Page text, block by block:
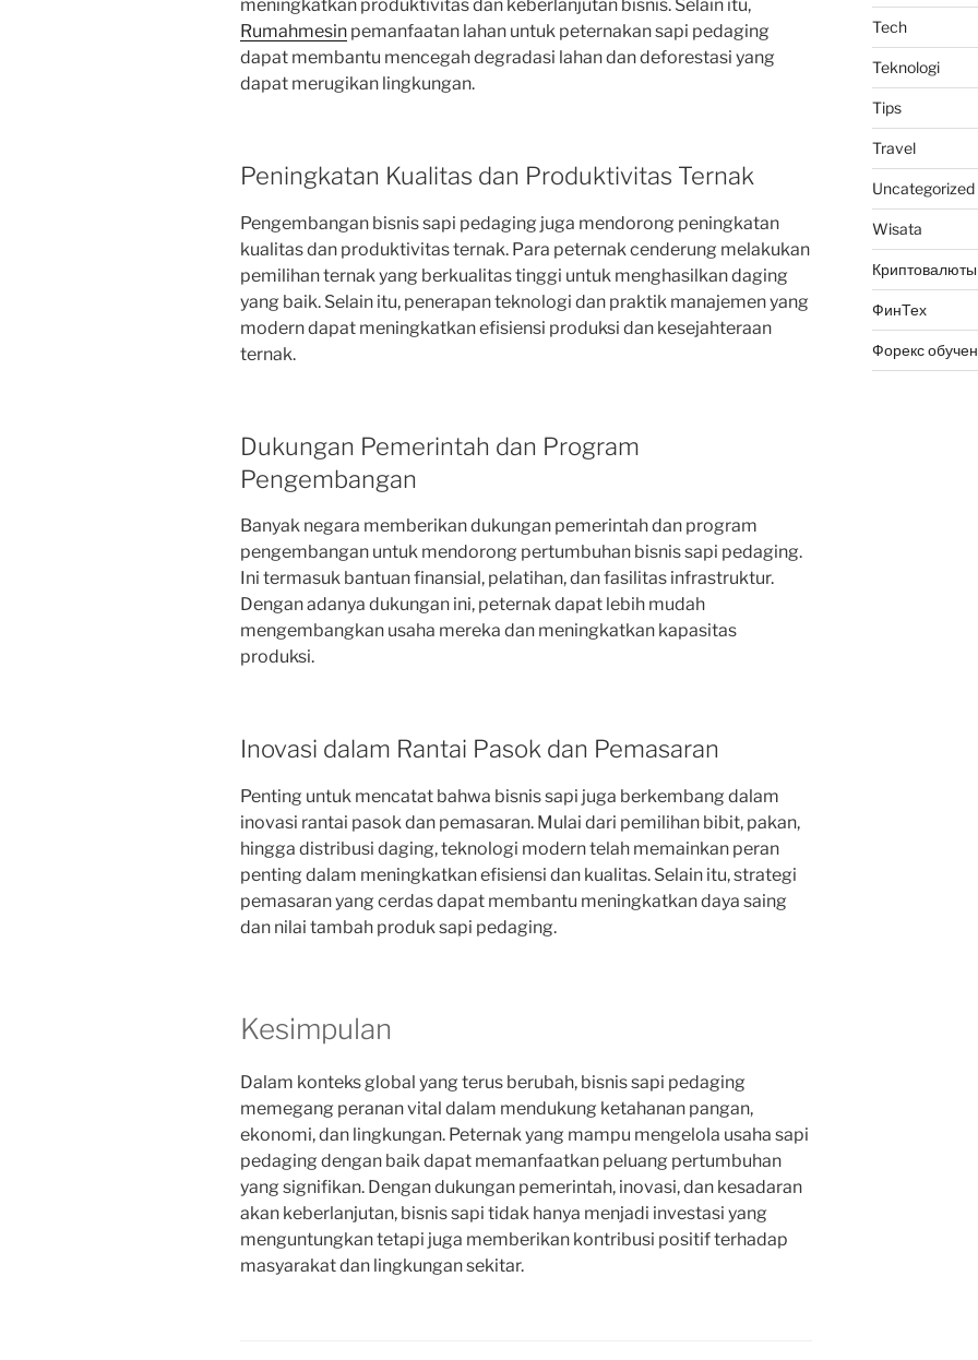
meningkatkan produktivitas dan keberlanjutan bisnis. Selain itu,
Rumahmesin pemanfaatan lahan untuk peternakan sapi pedaging
dapat membantu mencegah degradasi lahan dan deforestasi yang
dapat merugikan lingkungan.
Peningkatan Kualitas dan Produktivitas Ternak
Pengembangan bisnis sapi pedaging juga mendorong peningkatan
kualitas dan produktivitas ternak. Para peternak cenderung melakukan
pemilihan ternak yang berkualitas tinggi untuk menghasilkan daging
yang baik. Selain itu, penerapan teknologi dan praktik manajemen yang
modern dapat meningkatkan efisiensi produksi dan kesejahteraan
ternak.
Dukungan Pemerintah dan Program
Pengembangan
Banyak negara memberikan dukungan pemerintah dan program
pengembangan untuk mendorong pertumbuhan bisnis sapi pedaging.
Ini termasuk bantuan finansial, pelatihan, dan fasilitas infrastruktur.
Dengan adanya dukungan ini, peternak dapat lebih mudah
mengembangkan usaha mereka dan meningkatkan kapasitas
produksi.
Inovasi dalam Rantai Pasok dan Pemasaran
Penting untuk mencatat bahwa bisnis sapi juga berkembang dalam
inovasi rantai pasok dan pemasaran. Mulai dari pemilihan bibit, pakan,
hingga distribusi daging, teknologi modern telah memainkan peran
penting dalam meningkatkan efisiensi dan kualitas. Selain itu, strategi
pemasaran yang cerdas dapat membantu meningkatkan daya saing
dan nilai tambah produk sapi pedaging.
Kesimpulan
Dalam konteks global yang terus berubah, bisnis sapi pedaging
memegang peranan vital dalam mendukung ketahanan pangan,
ekonomi, dan lingkungan. Peternak yang mampu mengelola usaha sapi
pedaging dengan baik dapat memanfaatkan peluang pertumbuhan
yang signifikan. Dengan dukungan pemerintah, inovasi, dan kesadaran
akan keberlanjutan, bisnis sapi tidak hanya menjadi investasi yang
menguntungkan tetapi juga memberikan kontribusi positif terhadap
masyarakat dan lingkungan sekitar.
Tech
Teknologi
Tips
Travel
Uncategorized
Wisata
Криптовалюты
ФинТех
Форекс